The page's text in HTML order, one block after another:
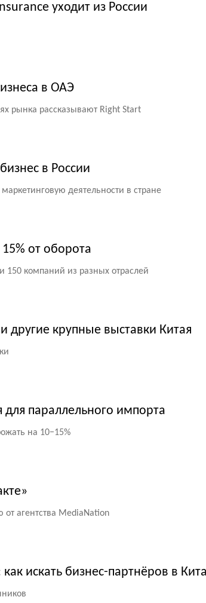
уходит из России
в ОАЭ
рынка рассказывают Right Start
в России
деятельности в стране
от оборота
150 компаний из разных отраслей
другие крупные выставки Китая
параллельного импорта
на 10−15%
агентства MediaNation
искать бизнес-партнёров в